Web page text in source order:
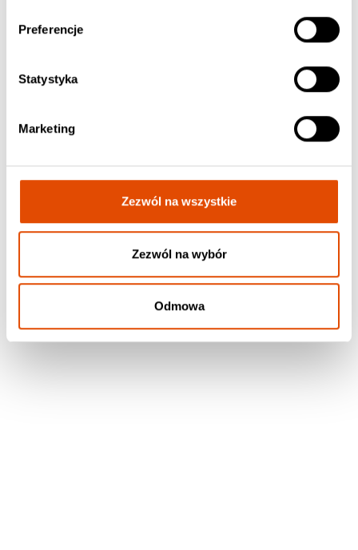
Preferencje
Statystyka
Marketing
Zezwól na wszystkie
Zezwól na wybór
Odmowa
THREE DAYS GRACE
Alienation Razorblade Romance